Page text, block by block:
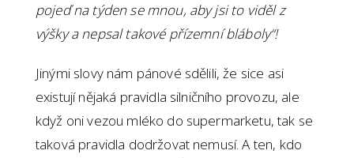
pojeď na týden se mnou, aby jsi to viděl z
výšky a nepsal takové přízemní bláboly“!
Jinými slovy nám pánové sdělili, že sice asi
existují nějaká pravidla silničního provozu, ale
když oni vezou mléko do supermarketu, tak se
taková pravidla dodržovat nemusí. A ten, kdo